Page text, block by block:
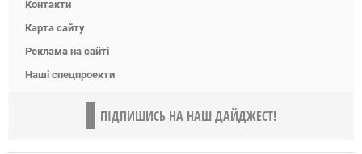
Контакти
Карта сайту
Реклама на сайті
Наші спецпроекти
ПІДПИШИСЬ НА НАШ ДАЙДЖЕСТ!